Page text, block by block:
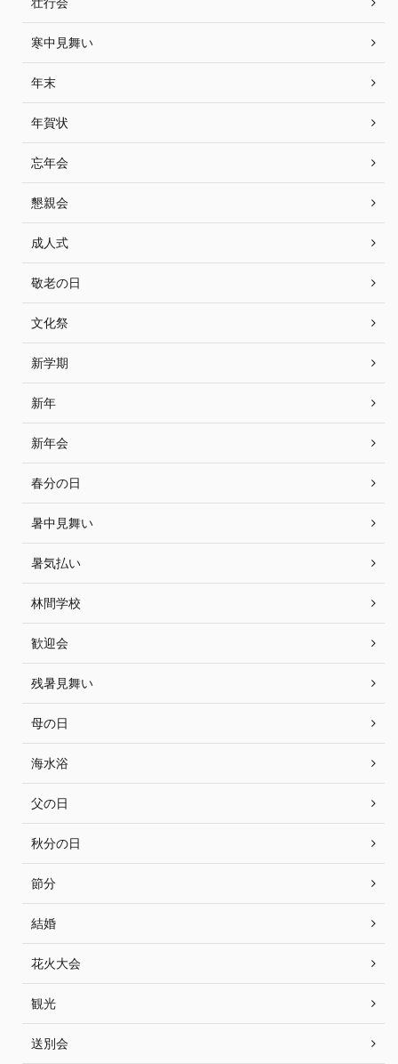
寒中見舞い
年末
年賀状
忘年会
懇親会
成人式
敬老の日
文化祭
新学期
新年
新年会
春分の日
暑中見舞い
暑気払い
林間学校
歓迎会
残暑見舞い
母の日
海水浴
父の日
秋分の日
節分
結婚
花火大会
観光
送別会